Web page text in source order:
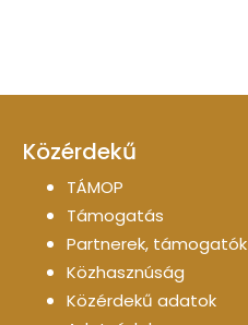
Közérdekű
TÁMOP
Támogatás
Partnerek, támogatók
Közhasznúság
Közérdekű adatok